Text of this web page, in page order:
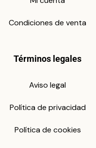
Condiciones de venta
Términos legales
Aviso legal
Política de privacidad
Política de cookies